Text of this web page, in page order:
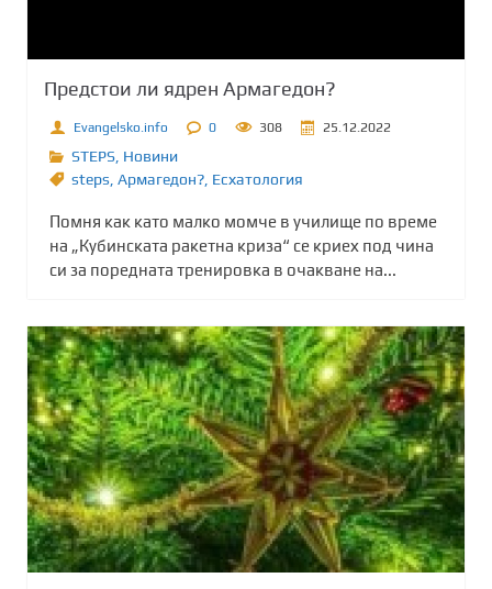
Предстои ли ядрен Армагедон?
Evangelsko.info 0 308 25.12.2022
STEPS, Новини
steps, Армагедон?, Есхатология
Помня как като малко момче в училище по време
на „Кубинската ракетна криза“ се криех под чина
си за поредната тренировка в очакване на...